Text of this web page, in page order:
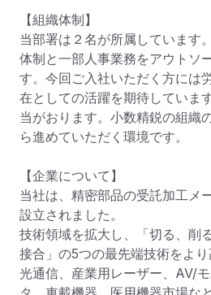
【組織体制】
当部署は２名が所属しています
体制と一部人事業務をアウトソ
す。今回ご入社いただく方には
在としての活躍を期待していま
当がおります。小数精鋭の組織
ら進めていただく環境です。
【企業について】
当社は、精密部品の受託加工メ
設立されました。
技術領域を拡大し、「切る、削
接合」の5つの最先端技術をより
光通信、産業用レーザー、AV/